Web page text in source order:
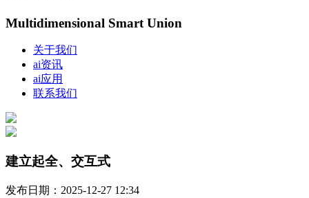
Multidimensional Smart Union
关于我们
ai资讯
ai应用
联系我们
建立起全、交互式
发布日期：2025-12-27 12:34